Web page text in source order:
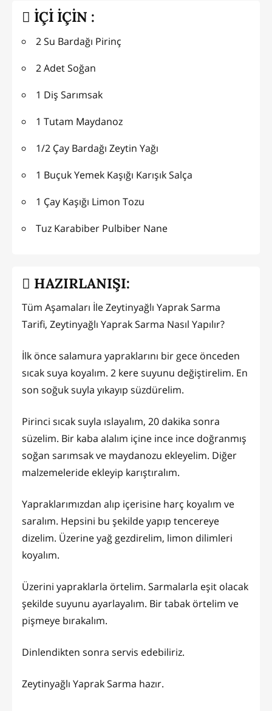
İÇİ İÇİN :
2 Su Bardağı Pirinç
2 Adet Soğan
1 Diş Sarımsak
1 Tutam Maydanoz
1/2 Çay Bardağı Zeytin Yağı
1 Buçuk Yemek Kaşığı Karışık Salça
1 Çay Kaşığı Limon Tozu
Tuz Karabiber Pulbiber Nane
HAZIRLANIŞI:
Tüm Aşamaları İle Zeytinyağlı Yaprak Sarma
Tarifi, Zeytinyağlı Yaprak Sarma Nasıl Yapılır?
İlk önce salamura yapraklarını bir gece önceden
sıcak suya koyalım. 2 kere suyunu değiştirelim. En
son soğuk suyla yıkayıp süzdürelim.
Pirinci sıcak suyla ıslayalım, 20 dakika sonra
süzelim. Bir kaba alalım içine ince ince doğranmış
soğan sarımsak ve maydanozu ekleyelim. Diğer
malzemeleride ekleyip karıştıralım.
Yapraklarımızdan alıp içerisine harç koyalım ve
saralım. Hepsini bu şekilde yapıp tencereye
dizelim. Üzerine yağ gezdirelim, limon dilimleri
koyalım.
Üzerini yapraklarla örtelim. Sarmalarla eşit olacak
şekilde suyunu ayarlayalım. Bir tabak örtelim ve
pişmeye bırakalım.
Dinlendikten sonra servis edebiliriz.
Zeytinyağlı Yaprak Sarma hazır.